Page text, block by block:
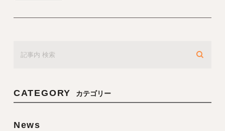
CATEGORY カテゴリー
News